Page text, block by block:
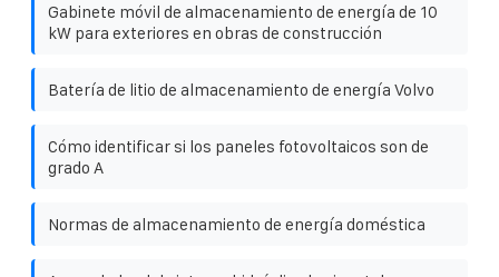
Gabinete móvil de almacenamiento de energía de 10
kW para exteriores en obras de construcción
Batería de litio de almacenamiento de energía Volvo
Cómo identificar si los paneles fotovoltaicos son de
grado A
Normas de almacenamiento de energía doméstica